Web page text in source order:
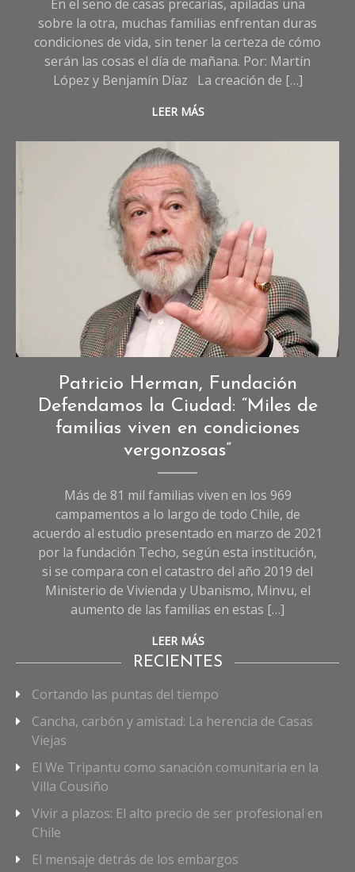
En el seno de casas precarias, apiladas una
sobre la otra, muchas familias enfrentan duras
condiciones de vida, sin tener la certeza de cómo
serán las cosas el día de mañana. Por: Martín
López y Benjamín Díaz La creación de […]
LEER MÁS
Entrevistas
de
Sociedad
Patricio Herman, Fundación
Defendamos la Ciudad: “Miles de
familias viven en condiciones
vergonzosas”
Más de 81 mil familias viven en los 969
campamentos a lo largo de todo Chile, de
acuerdo al estudio presentado en marzo de 2021
por la fundación Techo, según esta institución,
si se compara con el catastro del año 2019 del
Ministerio de Vivienda y Ubanismo, Minvu, el
aumento de las familias en estas […]
LEER MÁS
RECIENTES
Cortando las puntas del tiempo
Cancha, carbón y amistad: La herencia de Casas
Viejas
El We Tripantu como sanación comunitaria en la
Villa Cousiño
Vivir a plazos: El alto precio de ser profesional en
Chile
El mensaje detrás de los embargos